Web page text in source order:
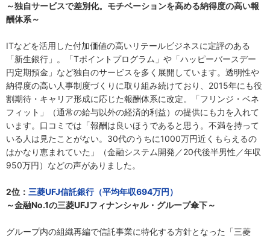
～独自サービスで差別化。モチベーションを高める納得度の高い報
酬体系～
ITなどを活用した付加価値の高いリテールビジネスに定評のある
「新生銀行」。「Tポイントプログラム」や「ハッピーバースデー
円定期預金」など独自のサービスを多く展開しています。透明性や
納得度の高い人事制度づくりに取り組み続けており、2015年にも役
割期待・キャリア形成に応じた報酬体系に改定。「フリンジ・ベネ
フィット」（通常の給与以外の経済的利益）の提供にも力を入れて
います。口コミでは「報酬は良いほうであると思う。不満を持って
いる人は見たことがない。30代のうちに1000万円近くもらえるの
はかなり恵まれていた」（金融システム開発／20代後半男性／年収
950万円）などの声がありました。
2位： 三菱UFJ信託銀行（平均年収694万円）
～金融No.1の三菱UFJフィナンシャル・グループ傘下～
グループ内の組織再編で信託事業に特化する方針となった「三菱